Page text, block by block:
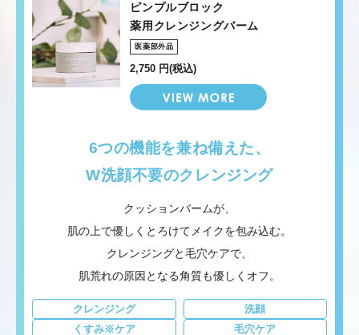
ピンプルブロック
薬用クレンジングバーム
医薬部外品
2,750 円(税込)
6つの機能を兼ね備えた、
W洗顔不要のクレンジング
クッションバームが、
肌の上で優しくとろけてメイクを包み込む。
クレンジングと毛穴ケアで、
肌荒れの原因となる角質も優しくオフ。
クレンジング
洗顔
くすみ※ケア
毛穴ケア